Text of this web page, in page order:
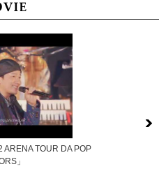
ARENA TOUR DA POP
」